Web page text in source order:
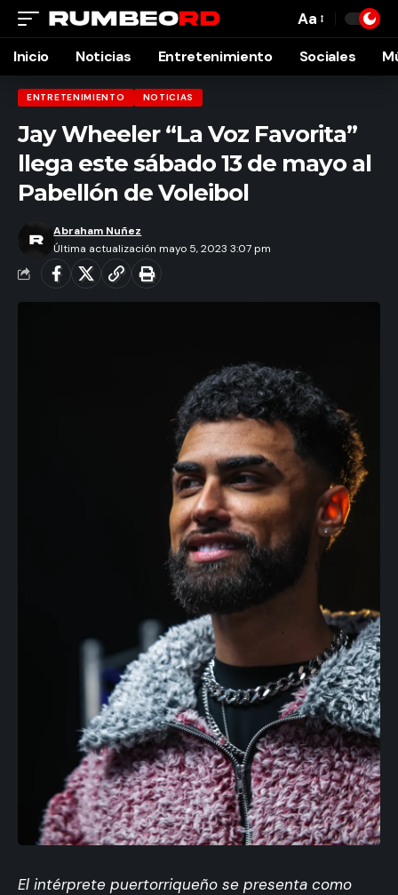
Font
Resizer
Aa
Inicio Noticias Entretenimiento Sociales
ENTRETENIMIENTO NOTICIAS
Jay Wheeler “La Voz Favorita”
llega este sábado 13 de mayo al
Pabellón de Voleibol
Última actualización mayo 5, 2023 3:07 pm
Abraham Nuñez
El intérprete puertorriqueño se presenta como